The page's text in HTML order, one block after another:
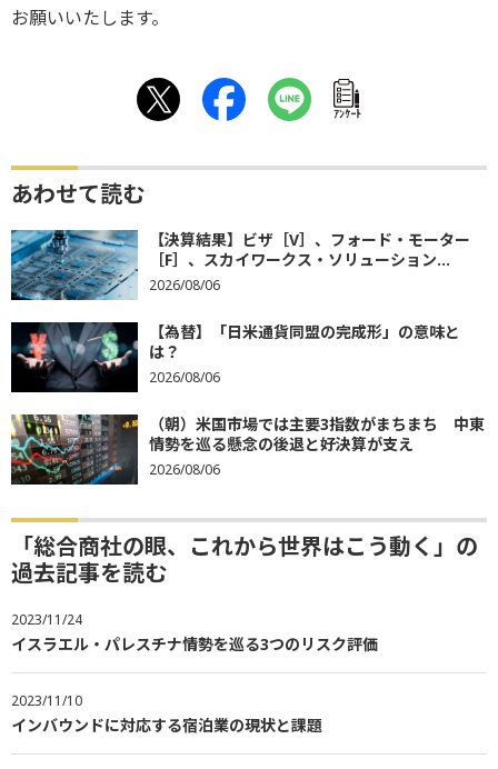
お願いいたします。
ｱﾝｹｰﾄ
あわせて読む
【決算結果】ビザ［V］、フォード・モーター
［F］、スカイワークス・ソリューション...
2026/08/06
【為替】「日米通貨同盟の完成形」の意味と
は？
2026/08/06
（朝）米国市場では主要3指数がまちまち 中東
情勢を巡る懸念の後退と好決算が支え
2026/08/06
「総合商社の眼、これから世界はこう動く」の
過去記事を読む
2023/11/24
イスラエル・パレスチナ情勢を巡る3つのリスク評価
2023/11/10
インバウンドに対応する宿泊業の現状と課題